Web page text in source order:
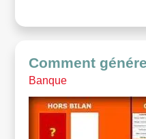
Comment
Banque